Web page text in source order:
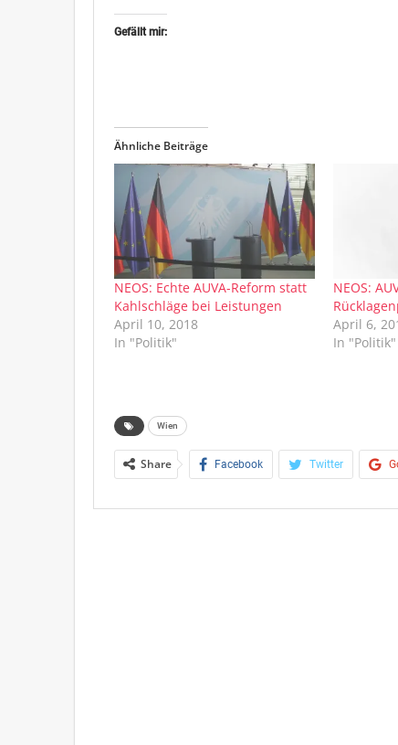
Gefällt mir:
Ähnliche Beiträge
NEOS: Echte AUVA-Reform statt
Kahlschläge bei Leistungen
April 10, 2018
In "Politik"
NEOS:
April 6,
In "Politik"
Wien
Share Facebook Twitter